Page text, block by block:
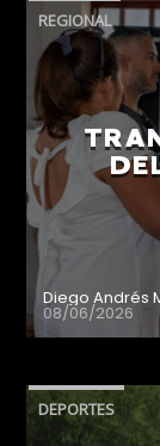
REGIONAL
Diego Andrés
08/06/2026
DEPORTES